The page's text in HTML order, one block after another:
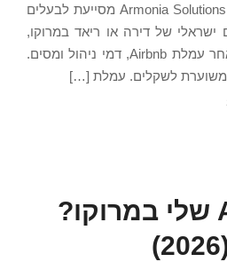
עודכן 2026. עם ניסיון של מעל 25 שנה בין מראקש לאגדיר, Armonia Solutions מסייעת לבעלים
של דירה או ריאד במרוקו,
השאלה האמיתית אינה המחיר המוצג אלא ההכנסה נטו לאחר עמלת Airbnb, דמי ניהול ומסים.
מי יכול לנהל את ה-Airbnb שלי במרוקו?